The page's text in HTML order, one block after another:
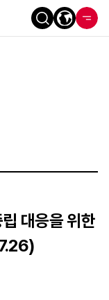
대응을 위한